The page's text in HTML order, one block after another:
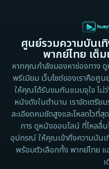
ศูนย์รวมความบันเ
พากย์ไทย เต็
หากคุณกำลังมองหาช่องทาง
พรีเมียม เว็บไซต์ของเราคือศู
ให้คุณได้รับชมกันแบบจุใจ ไม่ว่
หนังดังในตำนาน เราจัดเตรี
ละเอียดคมชัดสูงและโหลดไวที่
การ ดูหนังออนไลน์ ที่ไหลลื่
อุปกรณ์ ให้คุณเข้าถึงความบันเ
พร้อมตัวเลือกทั้ง พากย์ไทย แ